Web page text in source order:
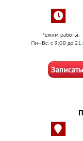
Режим работы:
Пн–Вс: с 9:00 до